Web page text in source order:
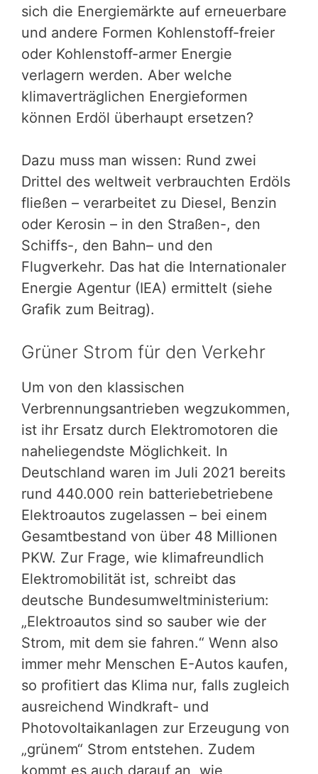
sich die Energiemärkte auf erneuerbare
und andere Formen Kohlenstoff-freier
oder Kohlenstoff-armer Energie
verlagern werden. Aber welche
klimaverträglichen Energieformen
können Erdöl überhaupt ersetzen?
Dazu muss man wissen: Rund zwei
Drittel des weltweit verbrauchten Erdöls
fließen – verarbeitet zu Diesel, Benzin
oder Kerosin – in den Straßen-, den
Schiffs-, den Bahn– und den
Flugverkehr. Das hat die Internationaler
Energie Agentur (IEA) ermittelt (siehe
Grafik zum Beitrag).
Grüner Strom für den Verkehr
Um von den klassischen
Verbrennungsantrieben wegzukommen,
ist ihr Ersatz durch Elektromotoren die
naheliegendste Möglichkeit. In
Deutschland waren im Juli 2021 bereits
rund 440.000 rein batteriebetriebene
Elektroautos zugelassen – bei einem
Gesamtbestand von über 48 Millionen
PKW. Zur Frage, wie klimafreundlich
Elektromobilität ist, schreibt das
deutsche Bundesumweltministerium:
„Elektroautos sind so sauber wie der
Strom, mit dem sie fahren.“ Wenn also
immer mehr Menschen E-Autos kaufen,
so profitiert das Klima nur, falls zugleich
ausreichend Windkraft- und
Photovoltaikanlagen zur Erzeugung von
„grünem“ Strom entstehen. Zudem